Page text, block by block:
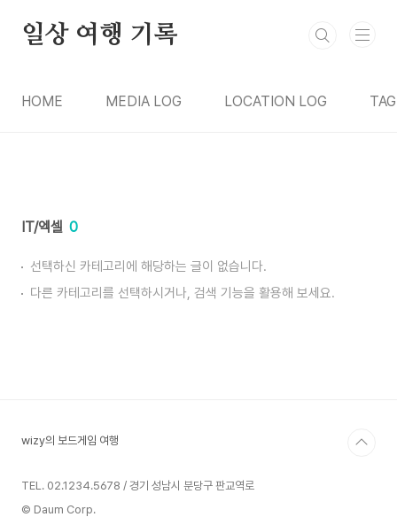
일상 여행 기록
HOME MEDIA LOG LOCATION LOG TAG
IT/엑셀 0
선택하신 카테고리에 해당하는 글이 없습니다.
다른 카테고리를 선택하시거나, 검색 기능을 활용해 보세요.
wizy의 보드게임 여행
TEL. 02.1234.5678 / 경기 성남시 분당구 판교역로
© Daum Corp.